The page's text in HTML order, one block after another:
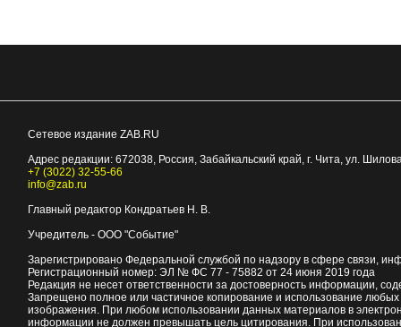
Сетевое издание ZAB.RU
Адрес редакции: 672038, Россия, Забайкальский край, г. Чита, ул.
+7 (3022) 32-55-66
info@zab.ru
Главный редактор Кондратьев Н. В.
Учредитель - ООО "Событие"
Зарегистрировано Федеральной службой по надзору в сфере связи,
Регистрационный номер: ЭЛ № ФС 77 - 75882 от 24 июня 2019 года
Редакция не несет ответственности за достоверность информации,
Запрещено полное или частичное копирование и использование
изображения. При любом использовании данных материалов в
информации не должен превышать цель цитирования. При